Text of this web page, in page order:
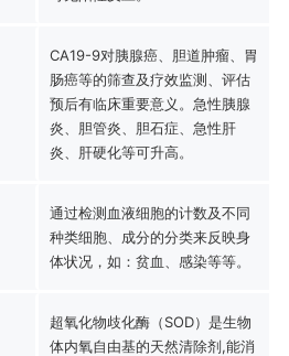
CA19-9对胰腺癌、胆道肿瘤、胃
肠癌等的筛查及疗效监测、评估
预后有临床重要意义。急性胰腺
炎、胆管炎、胆石症、急性肝
炎、肝硬化等可升高。
通过检测血液细胞的计数及不同
种类细胞、成分的分类来反映身
体状况，如：贫血、感染等等。
超氧化物歧化酶（SOD）是生物
体内氧自由基的天然清除剂,能消